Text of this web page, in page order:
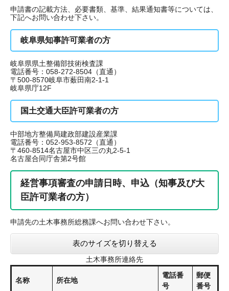
申請書の記載方法、必要書類、基準、結果通知書等については、
下記へお問い合わせ下さい。
岐阜県知事許可業者の方
岐阜県県土整備部技術検査課
電話番号：058-272-8504（直通）
〒500-8570岐阜市薮田南2-1-1
岐阜県庁12F
国土交通大臣許可業者の方
中部地方整備局建政部建設産業課
電話番号：052-953-8572（直通）
〒460-8514名古屋市中区三の丸2-5-1
名古屋合同庁舎第2号館
経営事項審査の申請日時、申込（知事及び大
臣許可業者の方）
申請先の土木事務所総務課へお問い合わせ下さい。
表のサイズを切り替える
土木事務所連絡先
名称 所在地
電話番
号
郵便
番号